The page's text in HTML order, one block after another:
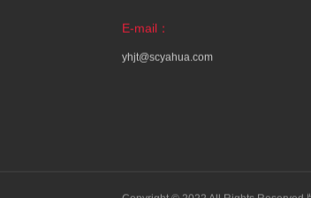
E-mail：
yhjt@scyahua.com